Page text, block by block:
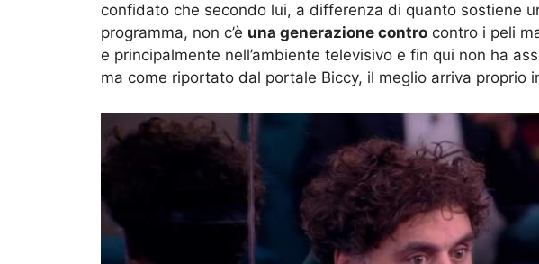
confidato che secondo lui, a differenza di quanto sostiene
programma, non c’è una generazione contro contro i peli
e principalmente nell’ambiente televisivo e fin qui non ha
ma come riportato dal portale Biccy, il meglio arriva proprio